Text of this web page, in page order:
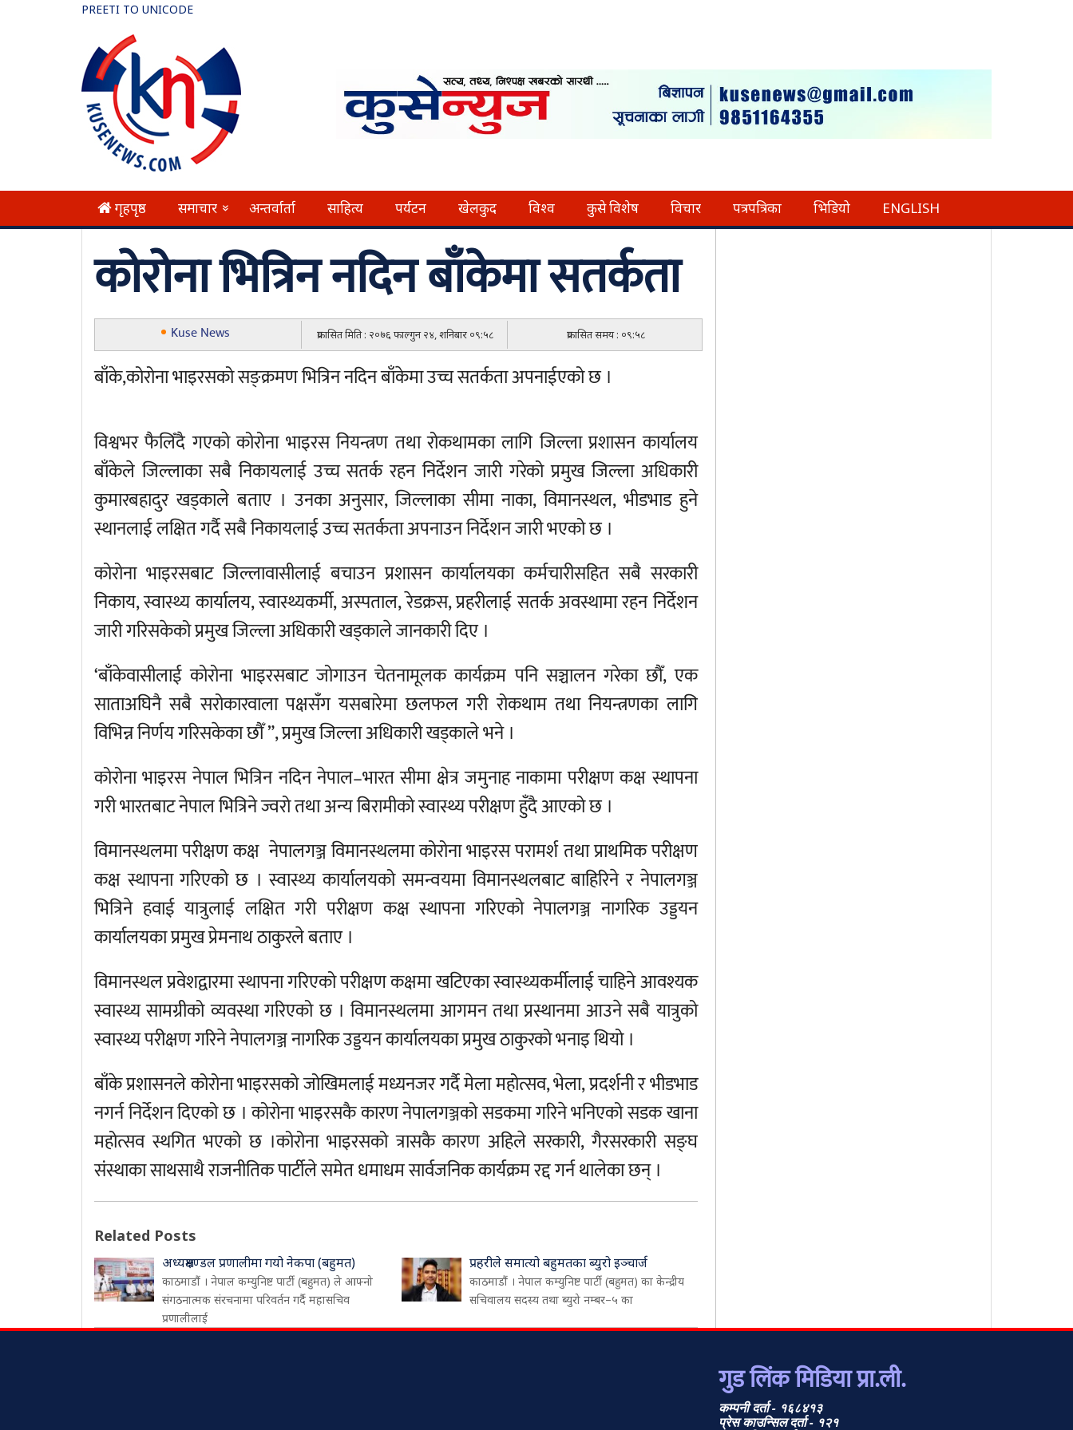
PREETI TO UNICODE
गृहपृष्ठ समाचार » अन्तर्वार्ता साहित्य पर्यटन खेलकुद विश्व कुसे विशेष विचार पत्रपत्रिका भिडियो ENGLISH
कोरोना भित्रिन नदिन बाँकेमा सतर्कता
Kuse News प्रकासित मिति : २०७६ फाल्गुन २४, शनिबार ०९:५८ प्रकासित समय : ०९:५८
बाँके,कोरोना भाइरसको सङ्क्रमण भित्रिन नदिन बाँकेमा उच्च सतर्कता अपनाईएको छ ।
विश्वभर फैलिँदै गएको कोरोना भाइरस नियन्त्रण तथा रोकथामका लागि जिल्ला प्रशासन कार्यालय
बाँकेले जिल्लाका सबै निकायलाई उच्च सतर्क रहन निर्देशन जारी गरेको प्रमुख जिल्ला अधिकारी
कुमारबहादुर खड्काले बताए । उनका अनुसार, जिल्लाका सीमा नाका, विमानस्थल, भीडभाड हुने
स्थानलाई लक्षित गर्दै सबै निकायलाई उच्च सतर्कता अपनाउन निर्देशन जारी भएको छ ।
कोरोना भाइरसबाट जिल्लावासीलाई बचाउन प्रशासन कार्यालयका कर्मचारीसहित सबै सरकारी
निकाय, स्वास्थ्य कार्यालय, स्वास्थ्यकर्मी, अस्पताल, रेडक्रस, प्रहरीलाई सतर्क अवस्थामा रहन निर्देशन
जारी गरिसकेको प्रमुख जिल्ला अधिकारी खड्काले जानकारी दिए ।
‘बाँकेवासीलाई कोरोना भाइरसबाट जोगाउन चेतनामूलक कार्यक्रम पनि सञ्चालन गरेका छौँ, एक
साताअघिनै सबै सरोकारवाला पक्षसँग यसबारेमा छलफल गरी रोकथाम तथा नियन्त्रणका लागि
विभिन्न निर्णय गरिसकेका छौँ ”, प्रमुख जिल्ला अधिकारी खड्काले भने ।
कोरोना भाइरस नेपाल भित्रिन नदिन नेपाल–भारत सीमा क्षेत्र जमुनाह नाकामा परीक्षण कक्ष स्थापना
गरी भारतबाट नेपाल भित्रिने ज्वरो तथा अन्य बिरामीको स्वास्थ्य परीक्षण हुँदै आएको छ ।
विमानस्थलमा परीक्षण कक्ष नेपालगञ्ज विमानस्थलमा कोरोना भाइरस परामर्श तथा प्राथमिक परीक्षण
कक्ष स्थापना गरिएको छ । स्वास्थ्य कार्यालयको समन्वयमा विमानस्थलबाट बाहिरिने र नेपालगञ्ज
भित्रिने हवाई यात्रुलाई लक्षित गरी परीक्षण कक्ष स्थापना गरिएको नेपालगञ्ज नागरिक उड्डयन
कार्यालयका प्रमुख प्रेमनाथ ठाकुरले बताए ।
विमानस्थल प्रवेशद्वारमा स्थापना गरिएको परीक्षण कक्षमा खटिएका स्वास्थ्यकर्मीलाई चाहिने आवश्यक
स्वास्थ्य सामग्रीको व्यवस्था गरिएको छ । विमानस्थलमा आगमन तथा प्रस्थानमा आउने सबै यात्रुको
स्वास्थ्य परीक्षण गरिने नेपालगञ्ज नागरिक उड्डयन कार्यालयका प्रमुख ठाकुरको भनाइ थियो ।
बाँके प्रशासनले कोरोना भाइरसको जोखिमलाई मध्यनजर गर्दै मेला महोत्सव, भेला, प्रदर्शनी र भीडभाड
नगर्न निर्देशन दिएको छ । कोरोना भाइरसकै कारण नेपालगञ्जको सडकमा गरिने भनिएको सडक खाना
महोत्सव स्थगित भएको छ ।कोरोना भाइरसको त्रासकै कारण अहिले सरकारी, गैरसरकारी सङ्घ
संस्थाका साथसाथै राजनीतिक पार्टीले समेत धमाधम सार्वजनिक कार्यक्रम रद्द गर्न थालेका छन् ।
Related Posts
अध्यक्षमण्डल प्रणालीमा गयो नेकपा (बहुमत)
काठमाडौं । नेपाल कम्युनिष्ट पार्टी (बहुमत) ले आफ्नो
संगठनात्मक संरचनामा परिवर्तन गर्दै महासचिव
प्रणालीलाई
प्रहरीले समात्यो बहुमतका ब्युरो इञ्चार्ज
काठमाडौं । नेपाल कम्युनिष्ट पार्टी (बहुमत) का केन्द्रीय
सचिवालय सदस्य तथा ब्युरो नम्बर–५ का
गुड लिंक मिडिया प्रा.ली.
कम्पनी दर्ता - १६८४१३
प्रेस काउन्सिल दर्ता - १२१